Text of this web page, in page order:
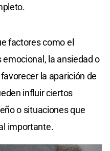
factores como el
la ansiedad o
la aparición de
influir ciertos
o situaciones que
importante.